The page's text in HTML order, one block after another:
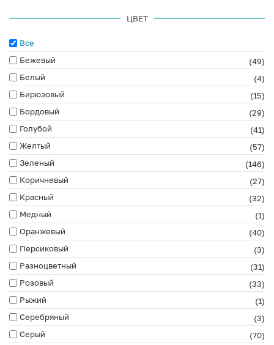
ЦВЕТ
Все
Бежевый
(49)
Белый
(4)
Бирюзовый
(15)
Бордовый
(29)
Голубой
(41)
Желтый
(57)
Зеленый
(146)
Коричневый
(27)
Красный
(32)
Медный
(1)
Оранжевый
(40)
Персиковый
(3)
Разноцветный
(31)
Розовый
(33)
Рыжий
(1)
Серебряный
(3)
Серый
(70)